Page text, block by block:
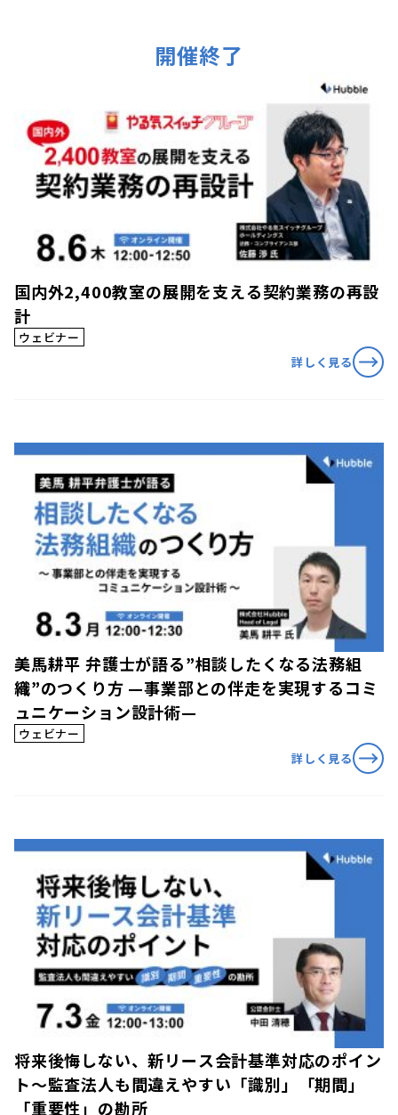
開催終了
国内外2,400教室の展開を支える契約業務の再設
計
ウェビナー
詳しく見る
美馬耕平 弁護士が語る”相談したくなる法務組
織”のつくり方 —事業部との伴走を実現するコミ
ュニケーション設計術—
ウェビナー
詳しく見る
将来後悔しない、新リース会計基準対応のポイン
ト〜監査法人も間違えやすい「識別」「期間」
「重要性」の勘所